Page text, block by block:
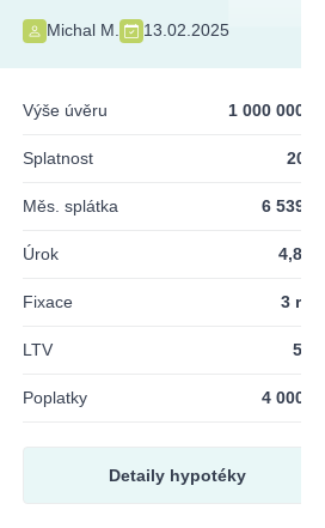
Michal M. 13.02.2025
Výše úvěru 1 000 000
Splatnost 20
Měs. splátka 6 539
Úrok 4,89
Fixace 3
LTV 50
Poplatky 4 000
Detaily hypotéky